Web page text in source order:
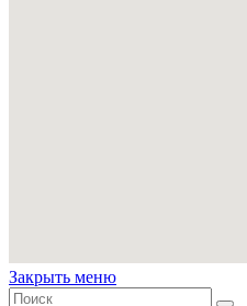
Закрыть меню